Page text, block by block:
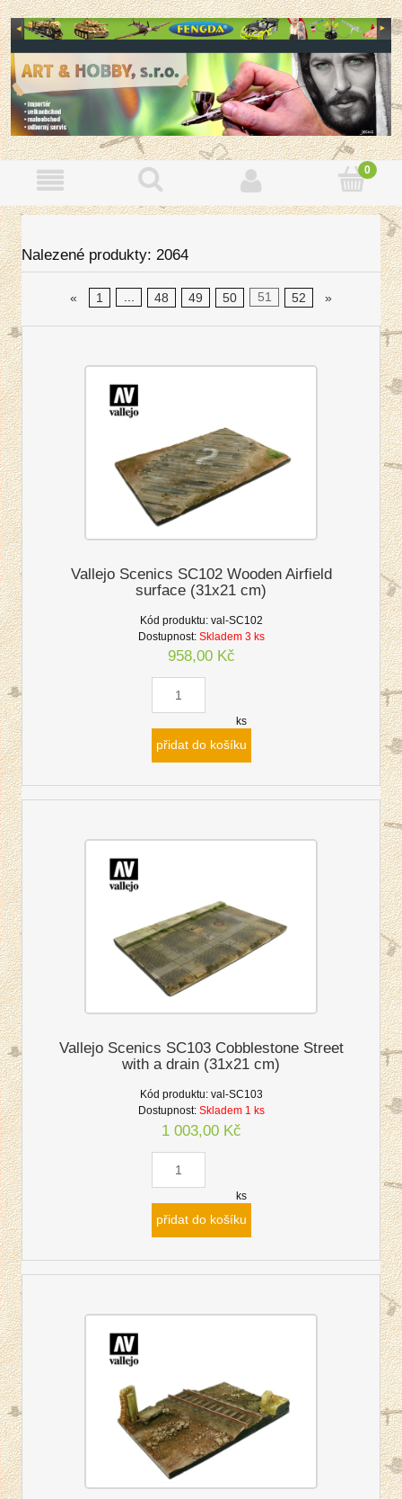
Nalezené produkty: 2064
« 1 ... 48 49 50 51 52 »
Vallejo Scenics SC102 Wooden Airfield
surface (31x21 cm)
Kód produktu: val-SC102
Dostupnost: Skladem 3 ks
958,00 Kč
ks
přidat do košíku
Vallejo Scenics SC103 Cobblestone Street
with a drain (31x21 cm)
Kód produktu: val-SC103
Dostupnost: Skladem 1 ks
1 003,00 Kč
ks
přidat do košíku